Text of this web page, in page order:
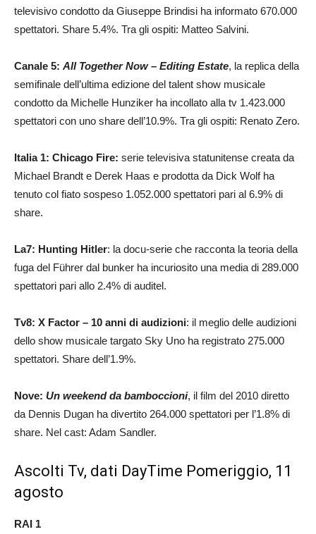
televisivo condotto da Giuseppe Brindisi ha informato 670.000
spettatori. Share 5.4%. Tra gli ospiti: Matteo Salvini.
Canale 5: All Together Now – Editing Estate, la replica della
semifinale dell’ultima edizione del talent show musicale
condotto da Michelle Hunziker ha incollato alla tv 1.423.000
spettatori con uno share dell’10.9%. Tra gli ospiti: Renato Zero.
Italia 1: Chicago Fire: serie televisiva statunitense creata da
Michael Brandt e Derek Haas e prodotta da Dick Wolf ha
tenuto col fiato sospeso 1.052.000 spettatori pari al 6.9% di
share.
La7: Hunting Hitler: la docu-serie che racconta la teoria della
fuga del Führer dal bunker ha incuriosito una media di 289.000
spettatori pari allo 2.4% di auditel.
Tv8: X Factor – 10 anni di audizioni: il meglio delle audizioni
dello show musicale targato Sky Uno ha registrato 275.000
spettatori. Share dell’1.9%.
Nove: Un weekend da bamboccioni, il film del 2010 diretto
da Dennis Dugan ha divertito 264.000 spettatori per l’1.8% di
share. Nel cast: Adam Sandler.
Ascolti Tv, dati DayTime Pomeriggio, 11
agosto
RAI 1